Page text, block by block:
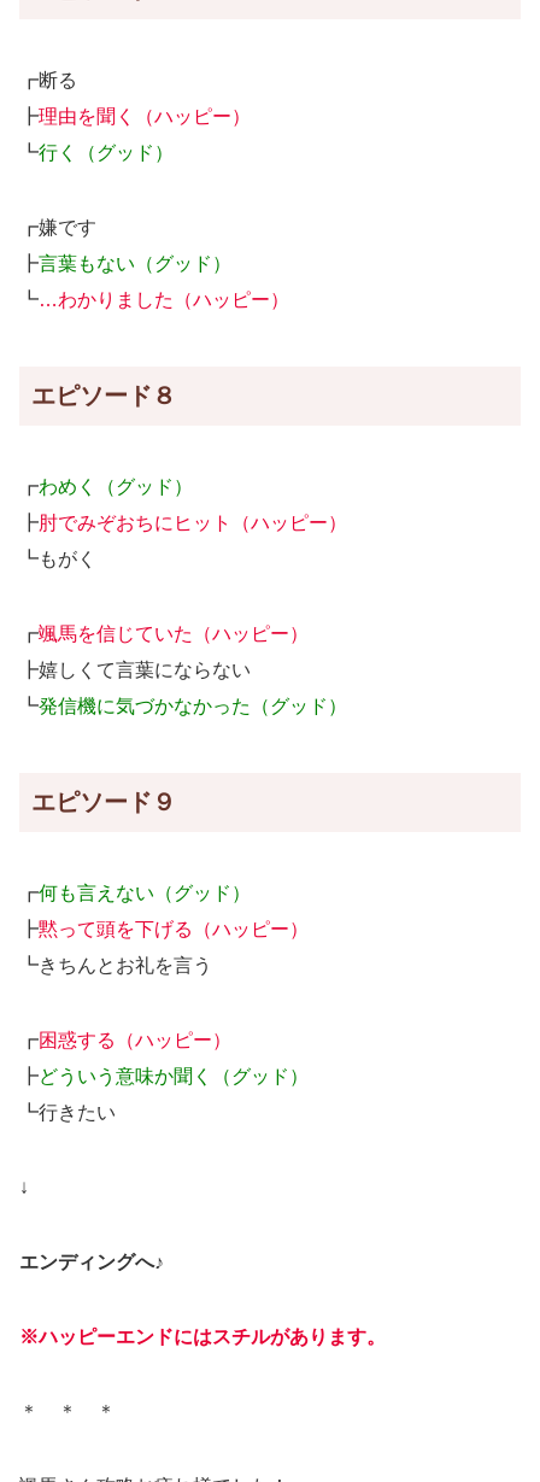
┏断る
┣理由を聞く（ハッピー）
┗行く（グッド）
┏嫌です
┣言葉もない（グッド）
┗…わかりました（ハッピー）
エピソード８
┏わめく（グッド）
┣肘でみぞおちにヒット（ハッピー）
┗もがく
┏颯馬を信じていた（ハッピー）
┣嬉しくて言葉にならない
┗発信機に気づかなかった（グッド）
エピソード９
┏何も言えない（グッド）
┣黙って頭を下げる（ハッピー）
┗きちんとお礼を言う
┏困惑する（ハッピー）
┣どういう意味か聞く（グッド）
┗行きたい
↓
エンディングへ♪
※ハッピーエンドにはスチルがあります。
＊ ＊ ＊